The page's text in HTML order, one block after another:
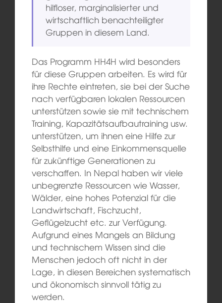
hilfloser, marginalisierter und
wirtschaftlich benachteiligter
Gruppen in diesem Land.
Das Programm HH4H wird besonders
für diese Gruppen arbeiten. Es wird für
ihre Rechte eintreten, sie bei der Suche
nach verfügbaren lokalen Ressourcen
unterstützen sowie sie mit technischem
Training, Kapazitätsaufbautraining usw.
unterstützen, um ihnen eine Hilfe zur
Selbsthilfe und eine Einkommensquelle
für zukünftige Generationen zu
verschaffen. In Nepal haben wir viele
unbegrenzte Ressourcen wie Wasser,
Wälder, eine hohes Potenzial für die
Landwirtschaft, Fischzucht,
Geflügelzucht etc. zur Verfügung.
Aufgrund eines Mangels an Bildung
und technischem Wissen sind die
Menschen jedoch oft nicht in der
Lage, in diesen Bereichen systematisch
und ökonomisch sinnvoll tätig zu
werden.